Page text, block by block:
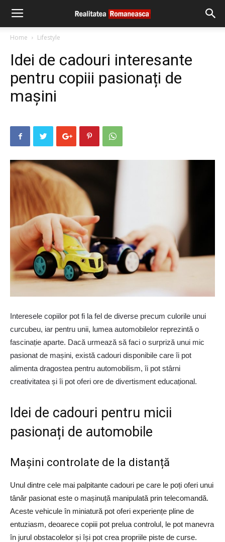
Home Lifestyle
Idei de cadouri interesante
pentru copiii pasionați de
mașini
Interesele copiilor pot fi la fel de diverse precum culorile unui
curcubeu, iar pentru unii, lumea automobilelor reprezintă o
fascinație aparte. Dacă urmează să faci o surpriză unui mic
pasionat de mașini, există cadouri disponibile care îi pot
alimenta dragostea pentru automobilism, îi pot stârni
creativitatea și îi pot oferi ore de divertisment educațional.
Idei de cadouri pentru micii
pasionați de automobile
Mașini controlate de la distanță
Unul dintre cele mai palpitante cadouri pe care le poți oferi unui
tânăr pasionat este o mașinuță manipulată prin telecomandă.
Aceste vehicule în miniatură pot oferi experiențe pline de
entuziasm, deoarece copiii pot prelua controlul, le pot manevra
în jurul obstacolelor și își pot crea propriile piste de curse.